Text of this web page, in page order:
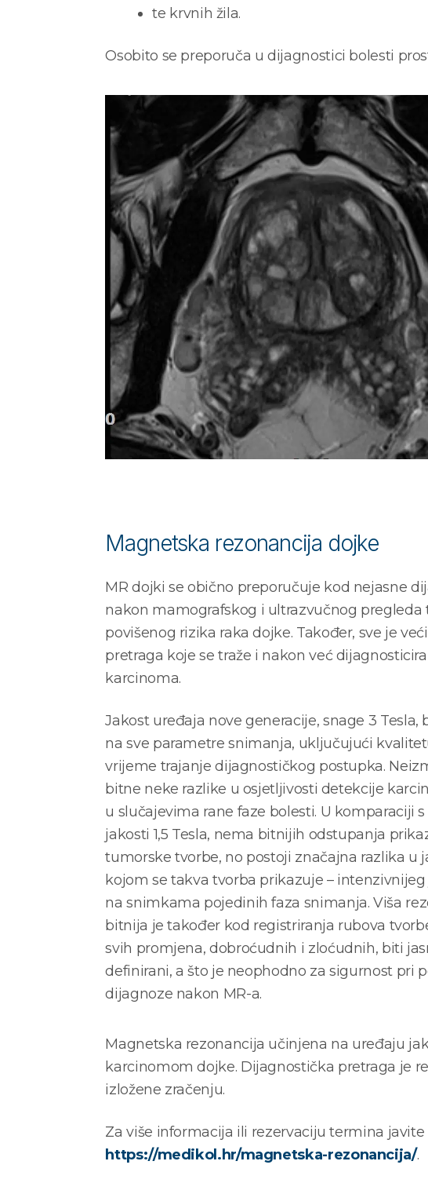
te krvnih žila.
Osobito se preporuča u dijagnostici bolesti
Magnetska rezonancija dojke
MR dojki se obično preporučuje kod nejasne
nakon mamografskog i ultrazvučnog pregleda
povišenog rizika raka dojke. Također, sve je
pretraga koje se traže i nakon već
karcinoma.
Jakost uređaja nove generacije, snage 3 Tesla,
na sve parametre snimanja, uključujući
vrijeme trajanje dijagnostičkog postupka.
bitne neke razlike u osjetljivosti detekcije
u slučajevima rane faze bolesti. U komparaciji
jakosti 1,5 Tesla, nema bitnijih odstupanja
tumorske tvorbe, no postoji značajna razlika u
kojom se takva tvorba prikazuje –
na snimkama pojedinih faza snimanja. Viša
bitnija je također kod registriranja rubova
svih promjena, dobroćudnih i zloćudnih, biti
definirani, a što je neophodno za sigurnost pri
dijagnoze nakon MR-a.
Magnetska rezonancija učinjena na uređaju
karcinomom dojke. Dijagnostička pretraga je
izložene zračenju.
Za više informacija ili rezervaciju termina
https://medikol.hr/magnetska-rezonancija/.